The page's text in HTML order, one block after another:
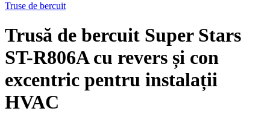
Truse de bercuit
Trusă de bercuit Super Stars
ST-R806A cu revers și con
excentric pentru instalații
HVAC